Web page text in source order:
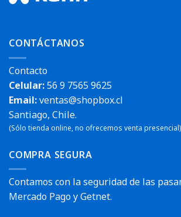
CONTÁCTANOS
Contacto
Celular:56 9 7565 9625
Email:ventas@shopbox.cl
Santiago, Chile.
(Sólo tienda online, no ofrecemos venta
COMPRA SEGURA
Contamos con la seguridad de las
Mercado Pago y Getnet.